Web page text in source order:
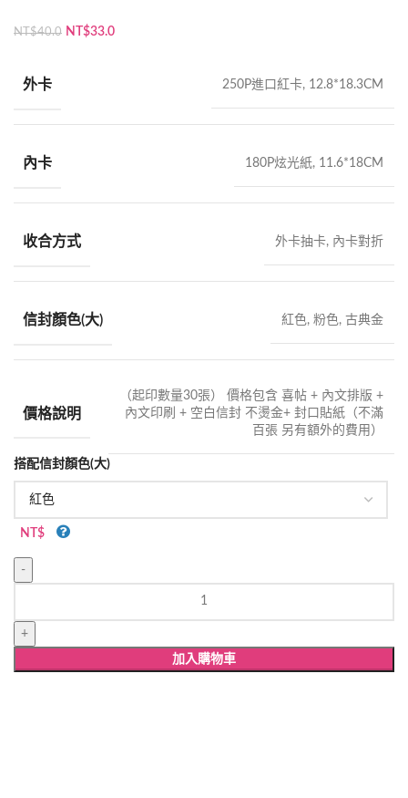
NT$40.0 原
NT$33.0目
外卡 250P進口紅卡, 12.8*18.3CM
內卡 180P炫光紙, 11.6*18CM
收合方式 外卡抽卡, 內卡對折
信封顏色(大) 紅色, 粉色, 古典金
價格說明
（起印數量30張） 價格包含 喜帖 + 內文排版 +
內文印刷 + 空白信封 不燙金+ 封口貼紙（不滿
百張 另有額外的費用）
搭配信封顏色(大)
NT$
射
雕
刻
加入購物車